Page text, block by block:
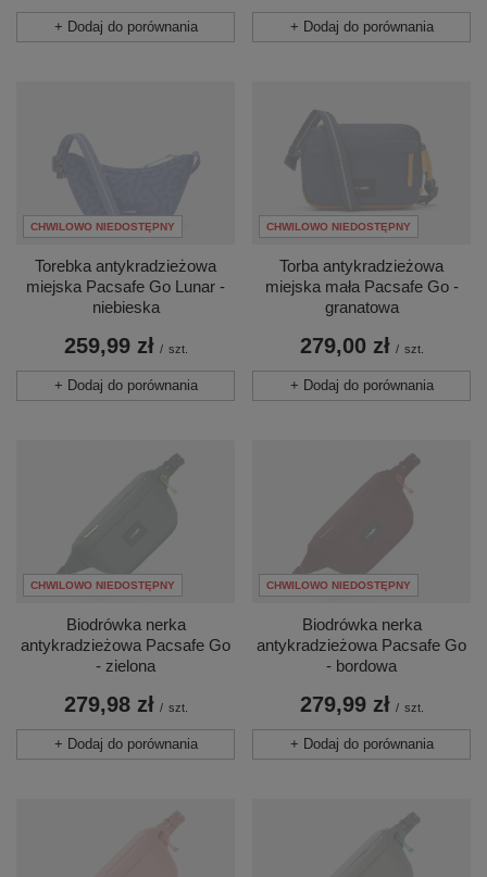
+ Dodaj do porównania + Dodaj do porównania
CHWILOWO NIEDOSTĘPNY
Torebka antykradzieżowa
miejska Pacsafe Go Lunar -
niebieska
259,99 zł / szt.
+ Dodaj do porównania
CHWILOWO NIEDOSTĘPNY
Torba antykradzieżowa
miejska mała Pacsafe Go -
granatowa
279,00 zł / szt.
+ Dodaj do porównania
CHWILOWO NIEDOSTĘPNY
Biodrówka nerka
antykradzieżowa Pacsafe Go
- zielona
279,98 zł / szt.
+ Dodaj do porównania
CHWILOWO NIEDOSTĘPNY
Biodrówka nerka
antykradzieżowa Pacsafe Go
- bordowa
279,99 zł / szt.
+ Dodaj do porównania